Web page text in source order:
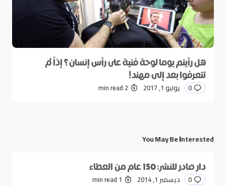
هل رأيتم يوما لوحة فنية على رأس إنسان؟ إذاً لم
تتعرفوا بعد إلى مهند!
0 يوليو 1, 2017 2 min read
You May Be Interested
دار صادر للنشر: 150 عام من العطاء
0 ديسمبر 1, 2014 1 min read